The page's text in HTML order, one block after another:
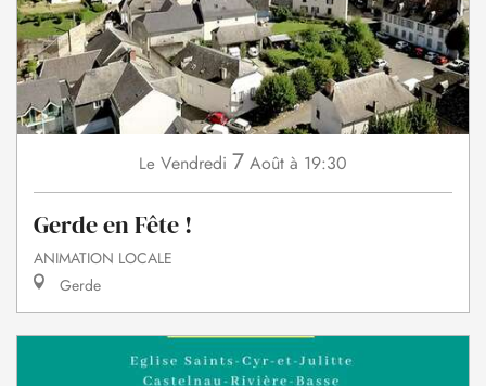
Le Vendredi 7 Août à 19:30
Gerde en Fête !
ANIMATION LOCALE
Gerde